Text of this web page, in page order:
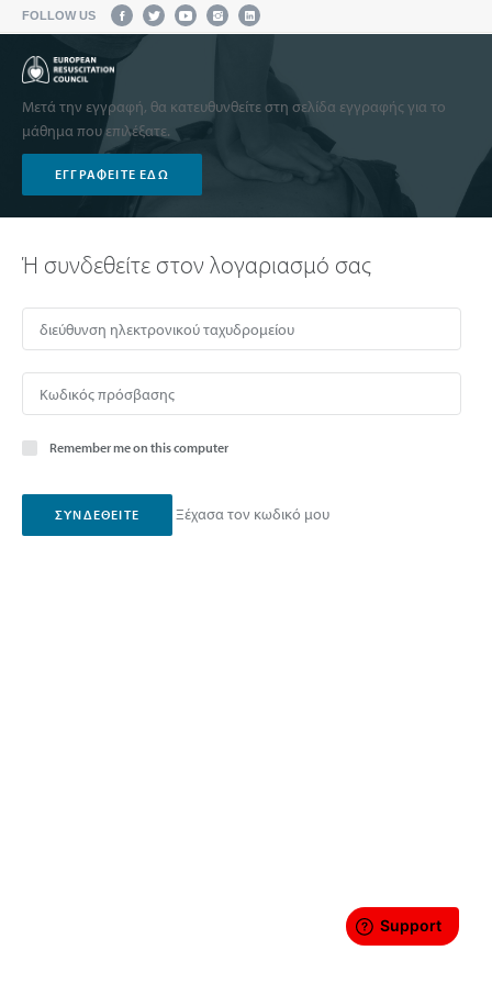
FOLLOW US
Μετά την εγγραφή, θα κατευθυνθείτε στη σελίδα εγγραφής για το
μάθημα που επιλέξατε.
ΕΓΓΡΑΦΕΊΤΕ ΕΔΏ
Ή συνδεθείτε στον λογαριασμό σας
Remember me on this computer
Ξέχασα τον κωδικό μου